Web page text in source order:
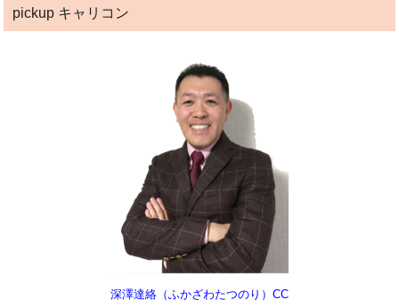
pickup キャリコン
深澤達絡（ふかざわたつのり）CC